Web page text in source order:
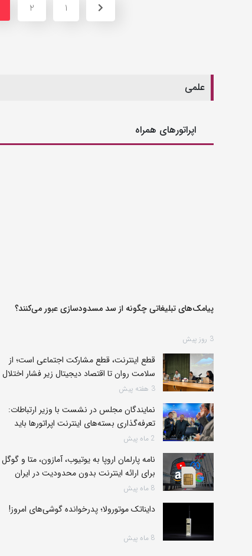
1
2
علمی
اپراتورهای همراه
پیامک‌های تبلیغاتی چگونه از سد مسدودسازی عبور می‌کنند؟
3 روز پیش
قطع اینترنت، قطع مشارکت اجتماعی است؛ از
سلامت روان تا اقتصاد دیجیتال زیر فشار اختلال
3 هفته پیش
نمایندگان مجلس در نشست با وزیر ارتباطات:
تعرفه‌گذاری بسته‌های اینترنت اپراتورها باید
متناسب با ارائه خدمات باشد
2 ماه پیش
نامه پارلمان اروپا به یوتیوب، آمازون‌، متا و گوگل
برای ارائه اینترنت بدون محدودیت در ایران
8 ماه پیش
دایناتک موتورولا؛ پدرخوانده‌ گوشی‌های امروز!
8 ماه پیش